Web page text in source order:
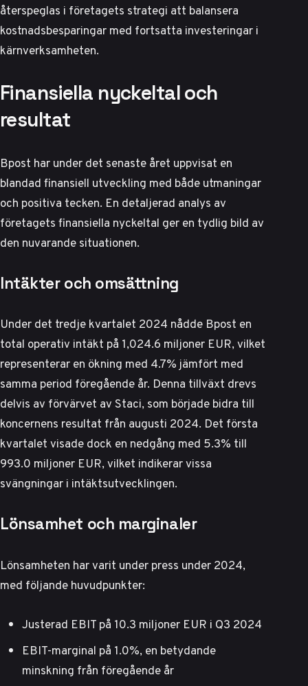
återspeglas i företagets strategi att balansera
kostnadsbesparingar med fortsatta investeringar i
kärnverksamheten.
Finansiella nyckeltal och
resultat
Bpost har under det senaste året uppvisat en
blandad finansiell utveckling med både utmaningar
och positiva tecken. En detaljerad analys av
företagets finansiella nyckeltal ger en tydlig bild av
den nuvarande situationen.
Intäkter och omsättning
Under det tredje kvartalet 2024 nådde Bpost en
total operativ intäkt på 1,024.6 miljoner EUR, vilket
representerar en ökning med 4.7% jämfört med
samma period föregående år. Denna tillväxt drevs
delvis av förvärvet av Staci, som började bidra till
koncernens resultat från augusti 2024. Det första
kvartalet visade dock en nedgång med 5.3% till
993.0 miljoner EUR, vilket indikerar vissa
svängningar i intäktsutvecklingen.
Lönsamhet och marginaler
Lönsamheten har varit under press under 2024,
med följande huvudpunkter:
Justerad EBIT på 10.3 miljoner EUR i Q3 2024
EBIT-marginal på 1.0%, en betydande
minskning från föregående år